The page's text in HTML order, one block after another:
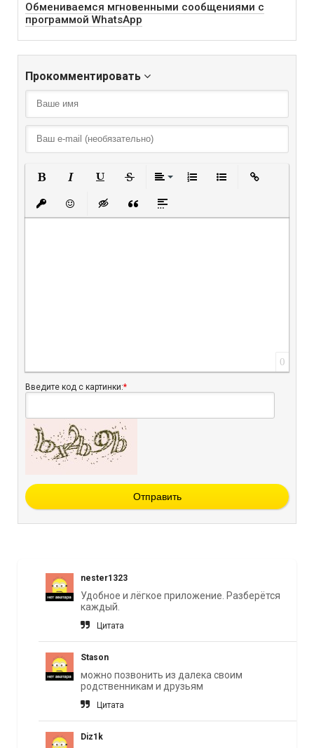
Обмениваемся мгновенными сообщениями с
программой WhatsApp
Прокомментировать
Вставить защищенную ссылку
Вставить смайлик
Вставка скрытого текста
Вставка цитаты
Вставка спойлера
0
Введите код с картинки:*
Отправить
nester1323
Удобное и лёгкое приложение. Разберётся
каждый.
Цитата
Stason
можно позвонить из далека своим
родственникам и друзьям
Цитата
Diz1k